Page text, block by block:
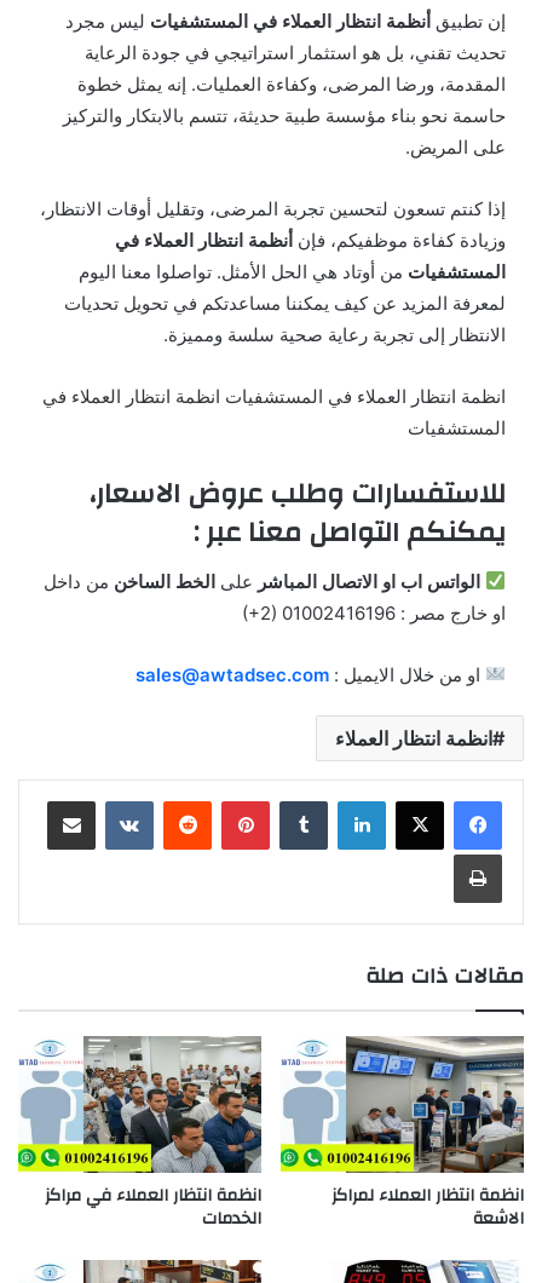
إن تطبيق أنظمة انتظار العملاء في المستشفيات ليس مجرد
تحديث تقني، بل هو استثمار استراتيجي في جودة الرعاية
المقدمة، ورضا المرضى، وكفاءة العمليات. إنه يمثل خطوة
حاسمة نحو بناء مؤسسة طبية حديثة، تتسم بالابتكار والتركيز
على المريض.
إذا كنتم تسعون لتحسين تجربة المرضى، وتقليل أوقات الانتظار،
وزيادة كفاءة موظفيكم، فإن أنظمة انتظار العملاء في
المستشفيات من أوتاد هي الحل الأمثل. تواصلوا معنا اليوم
لمعرفة المزيد عن كيف يمكننا مساعدتكم في تحويل تحديات
الانتظار إلى تجربة رعاية صحية سلسة ومميزة.
انظمة انتظار العملاء في المستشفيات انظمة انتظار العملاء في
المستشفيات
للاستفسارات وطلب عروض الاسعار،
يمكنكم التواصل معنا عبر :
الواتس اب او الاتصال المباشر علىالخط الساخن من داخل
او خارج مصر : ‎(+2) 01002416196
او من خلال الايميل :sales@awtadsec.com
انظمة انتظار العملاء
لينكدإن بينتيريست
مقالات ذات صلة
انظمة انتظار العملاء لمراكز
الاشعة
انظمة انتظار العملاء في مراكز
الخدمات